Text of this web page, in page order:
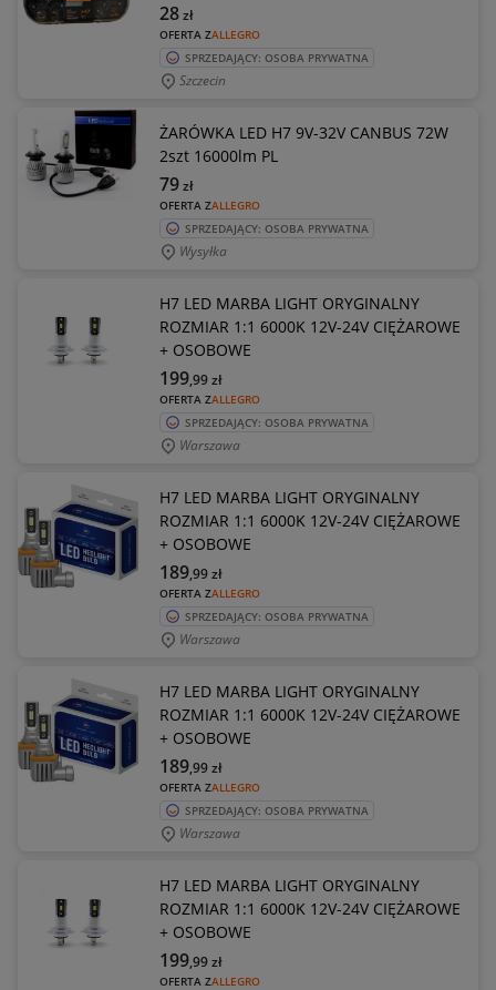
OFERTA ZALLEGRO
28zł
SPRZEDAJĄCY: OSOBA PRYWATNA
Szczecin
ŻARÓWKA LED H7 9V-32V CANBUS 72W
2szt 16000lm PL
OFERTA ZALLEGRO
79zł
SPRZEDAJĄCY: OSOBA PRYWATNA
Wysyłka
H7 LED MARBA LIGHT ORYGINALNY
ROZMIAR 1:1 6000K 12V-24V CIĘŻAROWE
+ OSOBOWE
OFERTA ZALLEGRO
199,99zł
SPRZEDAJĄCY: OSOBA PRYWATNA
Warszawa
H7 LED MARBA LIGHT ORYGINALNY
ROZMIAR 1:1 6000K 12V-24V CIĘŻAROWE
+ OSOBOWE
OFERTA ZALLEGRO
189,99zł
SPRZEDAJĄCY: OSOBA PRYWATNA
Warszawa
H7 LED MARBA LIGHT ORYGINALNY
ROZMIAR 1:1 6000K 12V-24V CIĘŻAROWE
+ OSOBOWE
OFERTA ZALLEGRO
189,99zł
SPRZEDAJĄCY: OSOBA PRYWATNA
Warszawa
H7 LED MARBA LIGHT ORYGINALNY
ROZMIAR 1:1 6000K 12V-24V CIĘŻAROWE
+ OSOBOWE
OFERTA ZALLEGRO
199,99zł